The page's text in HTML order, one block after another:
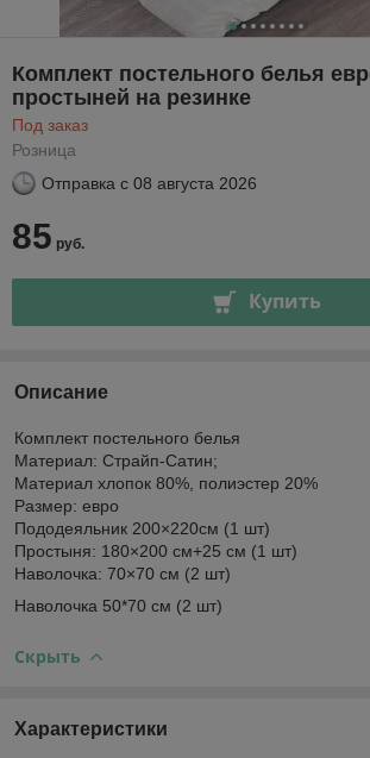
Комплект постельного белья
простыней на резинке
Под заказ
Розница
Отправка с 08 августа 2026
85 руб.
Купить
Описание
Комплект постельного белья
Материал: Страйп-Сатин;
Материал хлопок 80%, полиэстер 20%
Размер: евро
Пододеяльник 200×220см (1 шт)
Простыня: 180×200 см+25 см (1 шт)
Наволочка: 70×70 см (2 шт)
Наволочка 50*70 см (2 шт)
Скрыть
Характеристики